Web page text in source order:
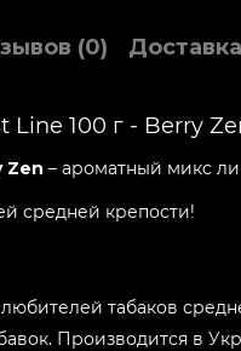
(0)
Line 100 г - Berry
Zen – ароматный микс
средней крепости!
табаков
Производится в